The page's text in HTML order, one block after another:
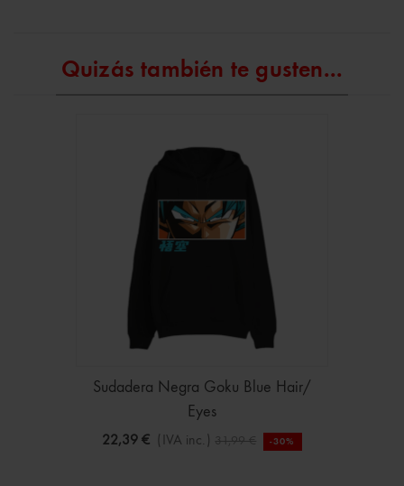
Quizás también te gusten...
Sudadera Negra Goku Blue Hair/
Eyes
22,39 € (IVA inc.) 31,99 € -30%